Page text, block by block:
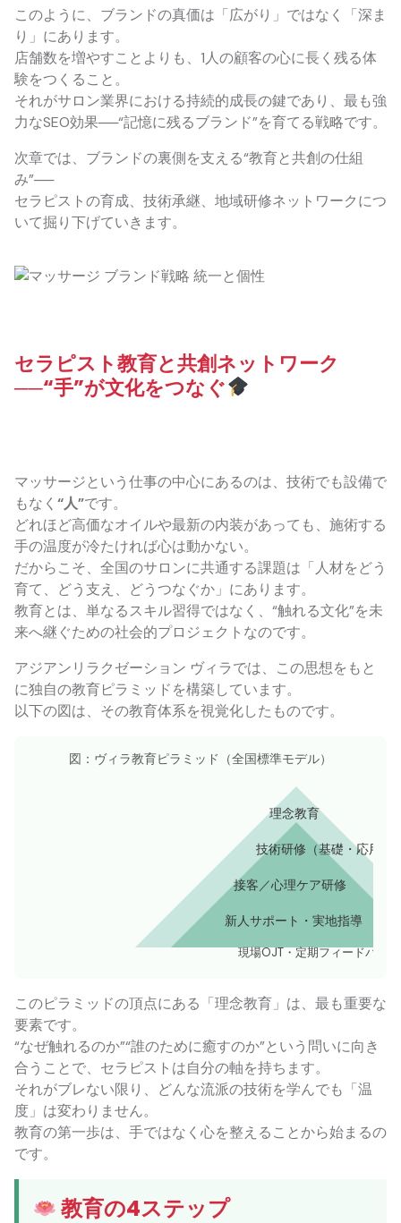
このように、ブランドの真価は「広がり」ではなく「深ま
り」にあります。
店舗数を増やすことよりも、1人の顧客の心に長く残る体
験をつくること。
それがサロン業界における持続的成長の鍵であり、最も強
力なSEO効果──“記憶に残るブランド”を育てる戦略です。
次章では、ブランドの裏側を支える“教育と共創の仕組
み”──
セラピストの育成、技術承継、地域研修ネットワークにつ
いて掘り下げていきます。
セラピスト教育と共創ネットワーク
──“手”が文化をつなぐ
マッサージという仕事の中心にあるのは、技術でも設備で
もなく “人”です。
どれほど高価なオイルや最新の内装があっても、施術する
手の温度が冷たければ心は動かない。
だからこそ、全国のサロンに共通する課題は「人材をどう
育て、どう支え、どうつなぐか」にあります。
教育とは、単なるスキル習得ではなく、“触れる文化”を未
来へ継ぐための社会的プロジェクトなのです。
アジアンリラクゼーション ヴィラでは、この思想をもと
に独自の教育ピラミッドを構築しています。
以下の図は、その教育体系を視覚化したものです。
図：ヴィラ教育ピラミッド（全国標準モデル）
理念教育
技術研修（基礎・応用）
接客／心理ケア研修
新人サポート・実地指導
現場OJT・定期フィードバック
このピラミッドの頂点にある「理念教育」は、最も重要な
要素です。
“なぜ触れるのか”“誰のために癒すのか”という問いに向き
合うことで、セラピストは自分の軸を持ちます。
それがブレない限り、どんな流派の技術を学んでも「温
度」は変わりません。
教育の第一歩は、手ではなく心を整えることから始まるの
です。
教育の4ステップ